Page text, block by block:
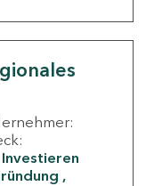
Investieren